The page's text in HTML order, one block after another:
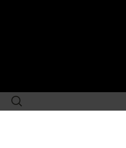
Search
for: